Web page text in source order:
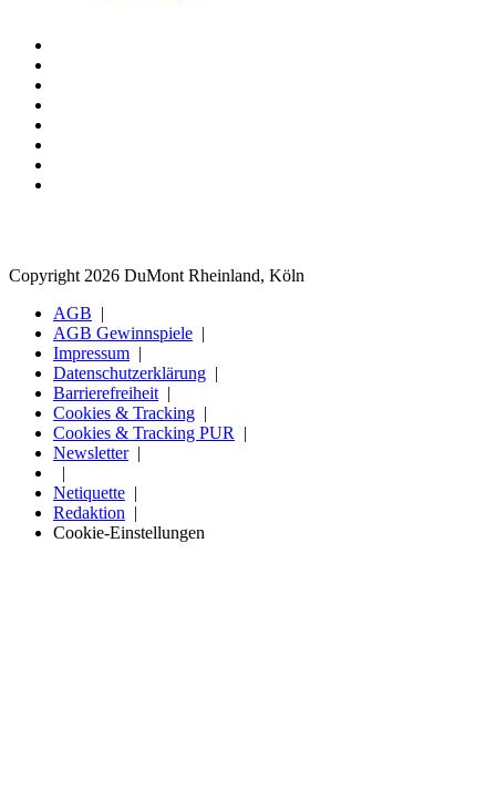
Copyright 2026 DuMont Rheinland, Köln
AGB
AGB Gewinnspiele
Impressum
Datenschutzerklärung
Barrierefreiheit
Cookies & Tracking
Cookies & Tracking PUR
Newsletter
Netiquette
Redaktion
Cookie-Einstellungen